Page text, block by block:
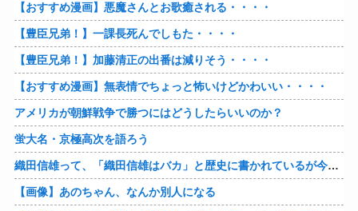
【おすすめ漫画】悪魔さんとお歌癒される・・・・
【豊臣兄弟！】一課長死んでしもた・・・・
【豊臣兄弟！】加藤清正の出番は減りそう・・・・
【おすすめ漫画】無表情でちょっと怖いけどかわいい・・・・
アメリカが朝鮮戦争で勝つにはどうしたらいいのか？
蛍大名・京極高次を語ろう
織田信雄って、「織田信雄はバカ」と歴史に書かれているが今まで家が残っているんでバカではないよな？
【画像】あのちゃん、なんか別人になる